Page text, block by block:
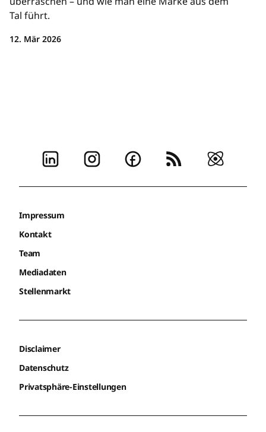
Tal führt.
12. Mär 2026
Impressum
Kontakt
Team
Mediadaten
Stellenmarkt
Disclaimer
Datenschutz
Privatsphäre-Einstellungen